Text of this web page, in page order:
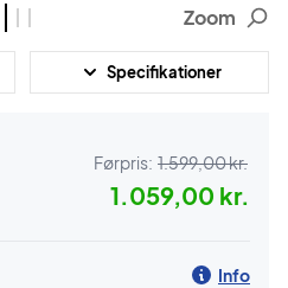
Zoom
Specifikationer
Førpris: 1.599,00 kr.
1.059,00 kr.
Info